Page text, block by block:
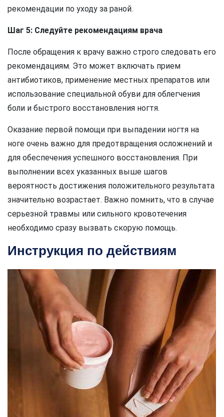
рекомендации по уходу за раной.
Шаг 5: Следуйте рекомендациям врача
После обращения к врачу важно строго следовать его
рекомендациям. Это может включать прием
антибиотиков, применение местных препаратов или
использование специальной обуви для облегчения
боли и быстрого восстановления ногтя.
Оказание первой помощи при выпадении ногтя на
ноге очень важно для предотвращения осложнений и
для обеспечения успешного восстановления. При
выполнении всех указанных выше шагов
вероятность достижения положительного результата
значительно возрастает. Важно помнить, что в случае
серьезной травмы или сильного кровотечения
необходимо сразу вызвать скорую помощь.
Инструкция по действиям